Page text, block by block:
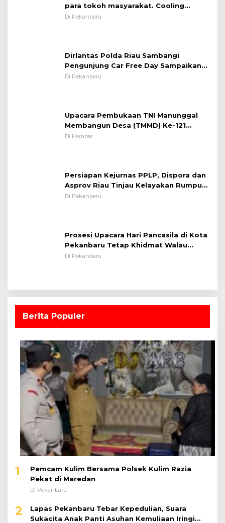
para tokoh masyarakat. Cooling
System OMP LK ²024 Polsek Rumbai,
Di Pekanbaru
Dirlantas Polda Riau Sambangi
Pengunjung Car Free Day Sampaikan
Pesan Edukasi Kamtibmas &
Di Pekanbaru
Upacara Pembukaan TNI Manunggal
Membangun Desa (TMMD) Ke-121
Kodim 0313/KPR Tahun 2024) ?
Di Kampar
Persiapan Kejurnas PPLP, Dispora dan
Asprov Riau Tinjau Kelayakan Rumput
Lapangan Sepakbola
Di Pekanbaru
Prosesi Upacara Hari Pancasila di Kota
Pekanbaru Tetap Khidmat Walau
Dalam Ruangan
Di Pekanbaru
Berita Populer
1
Pemcam Kulim Bersama Polsek Kulim Razia
Pekat di Maredan
Di Pekanbaru
2
Lapas Pekanbaru Tebar Kepedulian, Suara
Sukacita Anak Panti Asuhan Kemuliaan Iringi